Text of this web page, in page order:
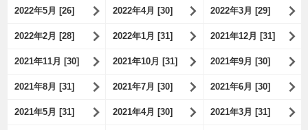
2022年5月 [26] 2022年4月 [30] 2022年3月 [29]
2022年2月 [28] 2022年1月 [31] 2021年12月 [31]
2021年11月 [30] 2021年10月 [31] 2021年9月 [30]
2021年8月 [31] 2021年7月 [30] 2021年6月 [30]
2021年5月 [31] 2021年4月 [30] 2021年3月 [31]